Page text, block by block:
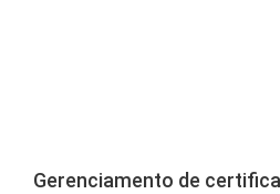
Gerenciamento de